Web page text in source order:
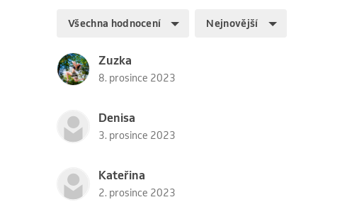
Všechna hodnocení Nejnovější
Zuzka
8. prosince 2023
Denisa
3. prosince 2023
Kateřina
2. prosince 2023